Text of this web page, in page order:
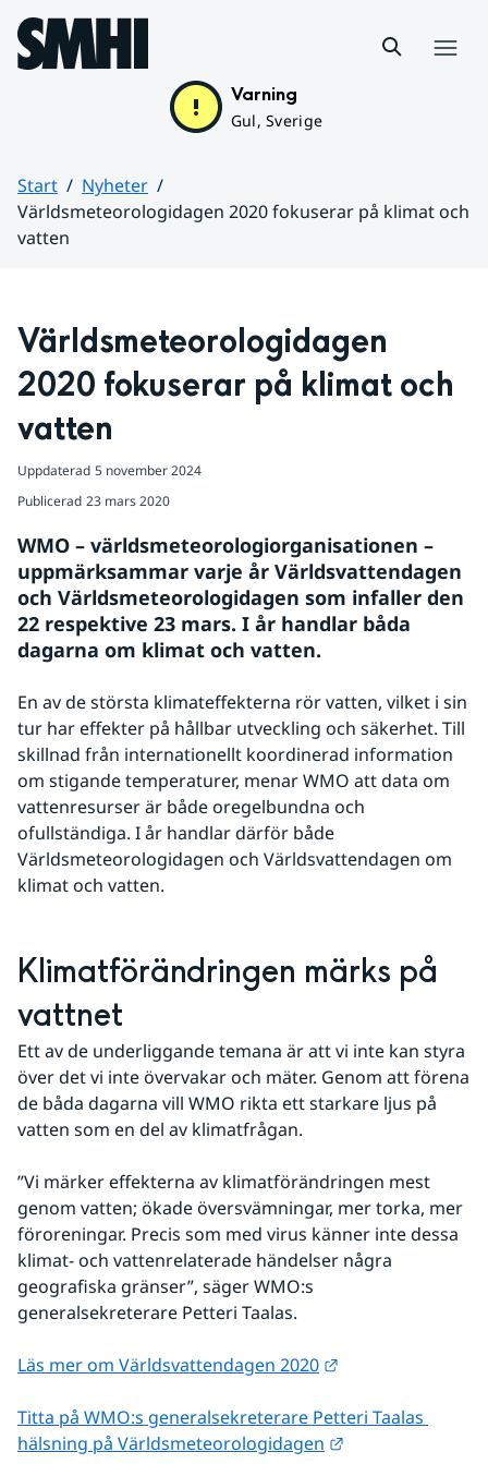
Hoppa till sidans innehåll
Varning
Gul, Sverige
Start
Nyheter
Världsmeteorologidagen 2020 fokuserar på klimat och
vatten
Världsmeteorologidagen
2020 fokuserar på klimat och
vatten
Uppdaterad 5 november 2024
Publicerad 23 mars 2020
WMO – världsmeteorologiorganisationen –
uppmärksammar varje år Världsvattendagen
och Världsmeteorologidagen som infaller den
22 respektive 23 mars. I år handlar båda
dagarna om klimat och vatten.
En av de största klimateffekterna rör vatten, vilket i sin
tur har effekter på hållbar utveckling och säkerhet. Till
skillnad från internationellt koordinerad information
om stigande temperaturer, menar WMO att data om
vattenresurser är både oregelbundna och
ofullständiga. I år handlar därför både
Världsmeteorologidagen och Världsvattendagen om
klimat och vatten.
Klimatförändringen märks på
vattnet
Ett av de underliggande temana är att vi inte kan styra
över det vi inte övervakar och mäter. Genom att förena
de båda dagarna vill WMO rikta ett starkare ljus på
vatten som en del av klimatfrågan.
”Vi märker effekterna av klimatförändringen mest
genom vatten; ökade översvämningar, mer torka, mer
föroreningar. Precis som med virus känner inte dessa
klimat- och vattenrelaterade händelser några
geografiska gränser”, säger WMO:s
generalsekreterare Petteri Taalas.
Läs mer om Världsvattendagen 2020
Titta på WMO:s generalsekreterare Petteri Taalas
hälsning på Världsmeteorologidagen